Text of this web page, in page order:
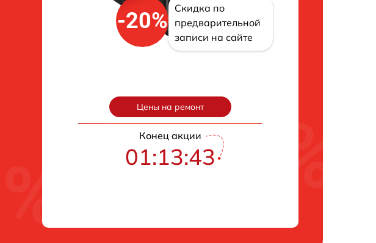
-20%
Скидка по
предварительной
записи на сайте
Цены на ремонт
Конец акции
01:13:42